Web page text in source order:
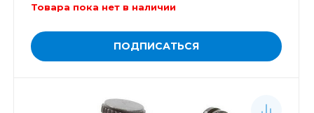
Товара пока нет в наличии
ПОДПИСАТЬСЯ